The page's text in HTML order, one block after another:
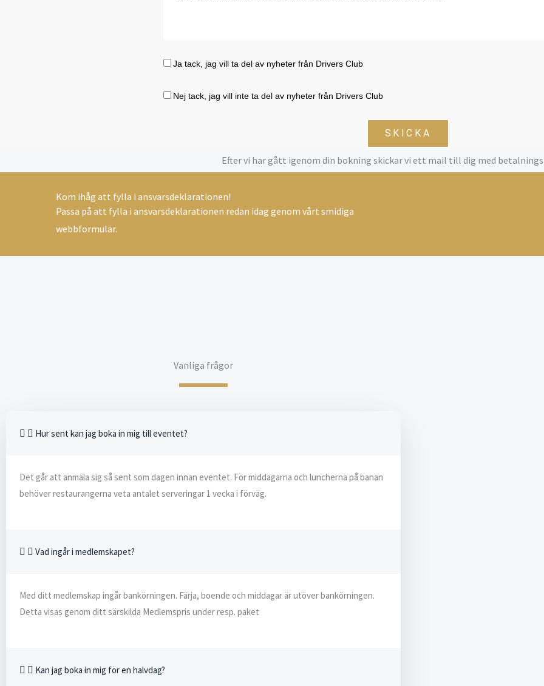
Ja tack, jag vill ta del av nyheter från Drivers Club
Nej tack, jag vill inte ta del av nyheter från Drivers Club
SKICKA
Efter vi har gått igenom din bokning skickar vi ett mail till dig med
Kom ihåg att fylla i ansvarsdeklarationen!
Passa på att fylla i ansvarsdeklarationen redan idag genom vårt smidiga
webbformulär.
Vanliga frågor
Hur sent kan jag boka in mig till eventet?
Det går att anmäla sig så sent som dagen innan eventet. För middagarna och luncherna på banan
behöver restaurangerna veta antalet serveringar 1 vecka i förväg.
Vad ingår i medlemskapet?
Med ditt medlemskap ingår bankörningen. Färja, boende och middagar är utöver bankörningen.
Detta visas genom ditt särskilda Medlemspris under resp. paket
Kan jag boka in mig för en halvdag?